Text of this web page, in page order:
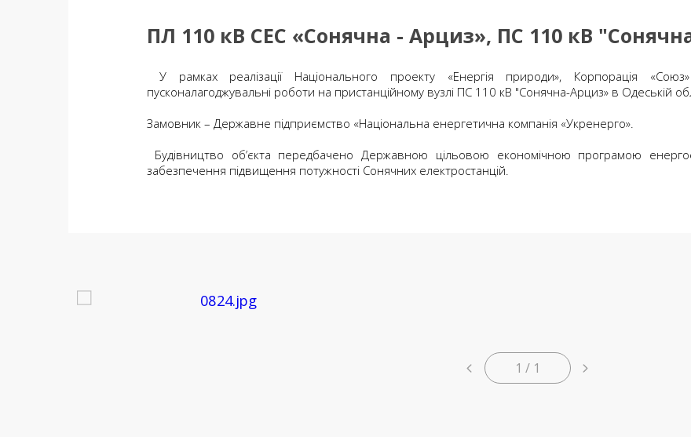
ПЛ 110 кВ СЕС «Сонячна - Арциз», ПС 110 кВ
У рамках реалізації Національного проекту «Енергія природи», Корпорація
пусконалагоджувальні роботи на пристанційному вузлі ПС 110 кВ "Сонячна-Арциз» в Одеській
Замовник – Державне підприємство «Національна енергетична компанія «Укренерго».
Будівництво об’єкта передбачено Державною цільовою економічною програмою
забезпечення підвищення потужності Сонячних електростанцій.
1 / 1